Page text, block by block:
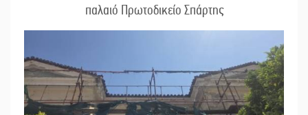
παλαιό Πρωτοδικείο Σπάρτης